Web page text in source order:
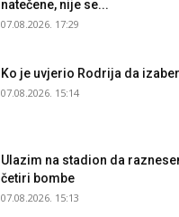
natečene, nije se...
07.08.2026. 17:29
Ko je uvjerio Rodrija da
07.08.2026. 15:14
Ulazim na stadion da
četiri bombe
07.08.2026. 15:13